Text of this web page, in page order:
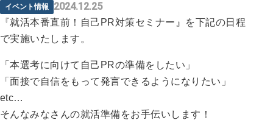
イベント情報 2024.12.25
『就活本番直前！自己PR対策セミナー』を下記の日程
で実施いたします。
「本選考に向けて自己PRの準備をしたい」
「面接で自信をもって発言できるようになりたい」
etc…
そんなみなさんの就活準備をお手伝いします！